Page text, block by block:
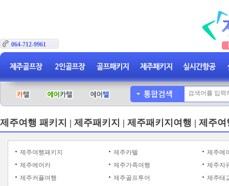
064-712-9961
제주여행 패키지 | 제주패키지 | 제주패키지여행 | 제주여
제주여행패키지 제주카텔
제주에
제주에어카
제주가족여행
제주자
제주커플여행
제주골프투어
제주태